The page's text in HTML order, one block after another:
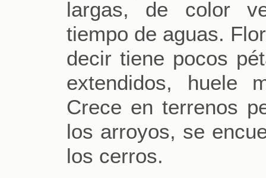
largas, de color
tiempo de aguas.
decir tiene pocos
extendidos, huele
Crece en terrenos
los arroyos, se
los cerros.